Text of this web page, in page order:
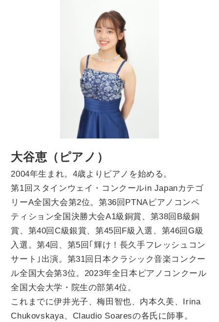
大谷恵（ピアノ）
2004年生まれ。 4歳よりピアノを始める。
第1回スタインウェイ・コンクールin Japanカテゴ
リーA全国大会第2位。第36回 PTNA ピアノコンペ
ティション全国決勝大会A1級銅賞、第38回 B級銅
賞、第40回 C級銀賞、第45回 F級入選、第46回 G級
入選。第4回、第5回｢輝け！長久手フレッシュコン
サート｣出演。第31回日本クラシック音楽コンクー
ル全国大会第3位。 2023年全日本ピアノコンクール
全国大会大学・院生の部第4位。
これまでに伊井光子、梅田智也、内本久美、 Irina
Chukovskaya、 Claudio Soaresの各氏に師事。